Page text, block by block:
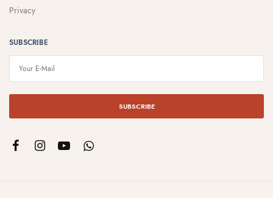
Privacy
SUBSCRIBE
SUBSCRIBE